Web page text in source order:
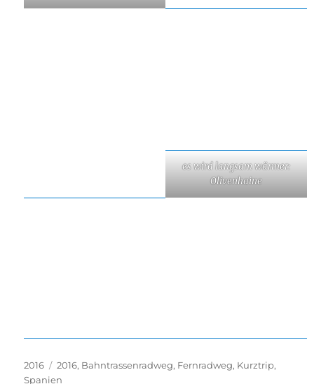
es wird langsam wärmer:
Olivenhaine
Kategorien
2016 Schlagwörter
2016, Bahntrassenradweg, Fernradweg, Kurztrip,
Spanien